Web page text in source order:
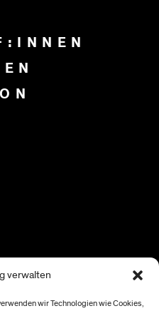
verwalten
wir Technologien wie Cookies,